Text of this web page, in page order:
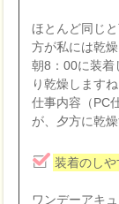
ほとんど同じ
方が私には乾
朝8：00に装着
り乾燥しますね
仕事内容（PC
が、夕方に乾
装着のしや
ワンデーアキ